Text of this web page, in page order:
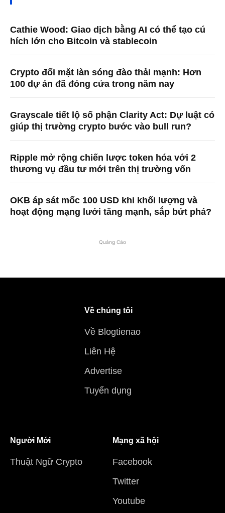
Cathie Wood: Giao dịch bằng AI có thể tạo cú
hích lớn cho Bitcoin và stablecoin
Crypto đối mặt làn sóng đào thải mạnh: Hơn
100 dự án đã đóng cửa trong năm nay
Grayscale tiết lộ số phận Clarity Act: Dự luật có
giúp thị trường crypto bước vào bull run?
Ripple mở rộng chiến lược token hóa với 2
thương vụ đầu tư mới trên thị trường vốn
OKB áp sát mốc 100 USD khi khối lượng và
hoạt động mạng lưới tăng mạnh, sắp bứt phá?
Quảng Cáo
Về chúng tôi
Về Blogtienao
Liên Hệ
Advertise
Tuyển dụng
Người Mới
Thuật Ngữ Crypto
Mạng xã hội
Facebook
Twitter
Youtube